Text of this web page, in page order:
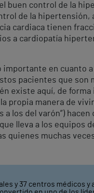
buen control de la
de la
cardiaca tienen
a cardiopatía
en cuanto
pacientes que
existe aquí, de
propia manera de
los del varón”)
lleva a los equipos
quienes muchas
y 37 centros médicos